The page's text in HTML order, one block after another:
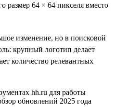
размер 64 × 64 пикселя вместо
изменение, но в поисковой
крупный логотип делает
количество релевантных